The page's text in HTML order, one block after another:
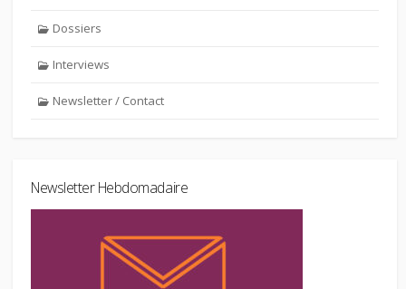
Dossiers
Interviews
Newsletter / Contact
Newsletter Hebdomadaire